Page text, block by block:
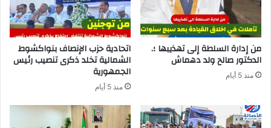
من إدارة السلطة إلى تهذيبها ؛.
الدكتور صالح ولد دهماش
منذ 5 أيام
اتحادية حزب الإنصاف بنواكشوط
الشمالية تخلد ذكرى تنصيب رئيس
الجمهورية
منذ 5 أيام